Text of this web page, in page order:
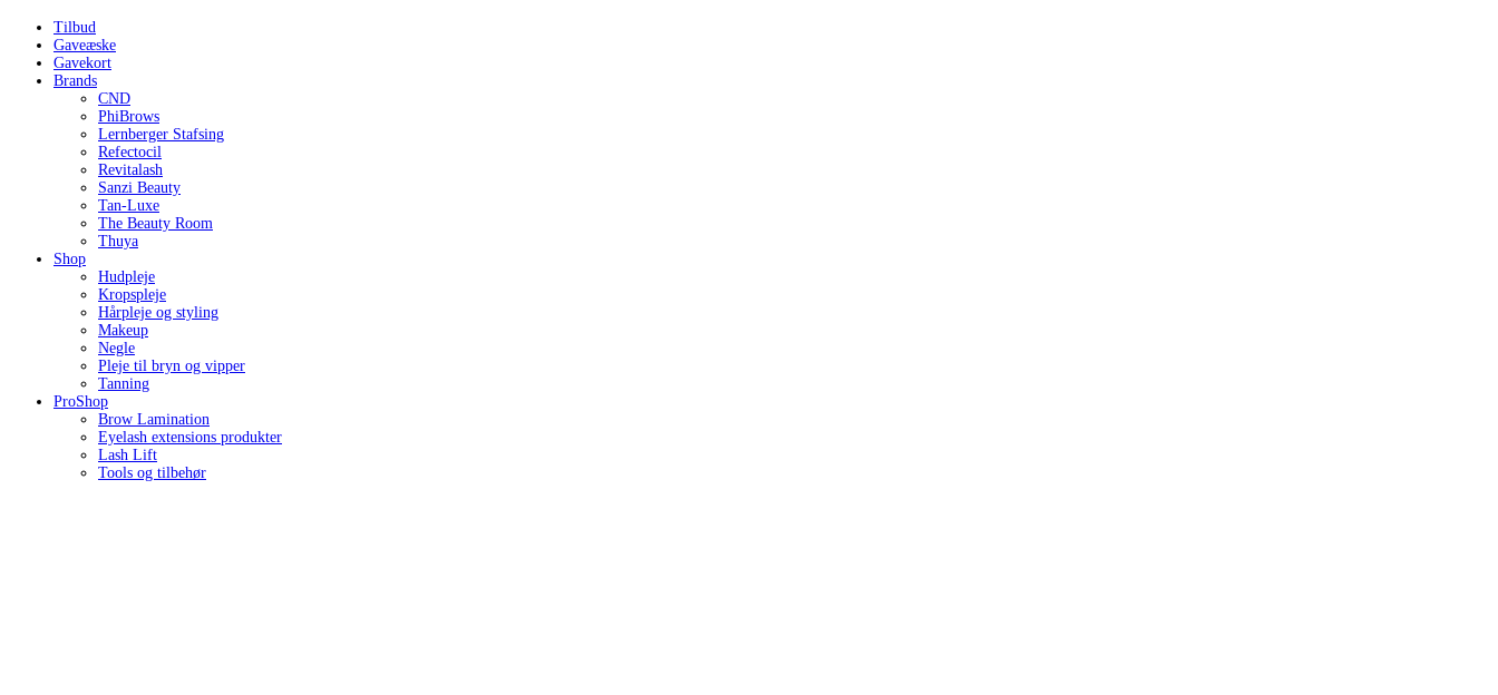
Tilbud
Gaveæske
Gavekort
Brands
CND
PhiBrows
Lernberger Stafsing
Refectocil
Revitalash
Sanzi Beauty
Tan-Luxe
The Beauty Room
Thuya
Shop
Hudpleje
Kropspleje
Hårpleje og styling
Makeup
Negle
Pleje til bryn og vipper
Tanning
ProShop
Brow Lamination
Eyelash extensions produkter
Lash Lift
Tools og tilbehør